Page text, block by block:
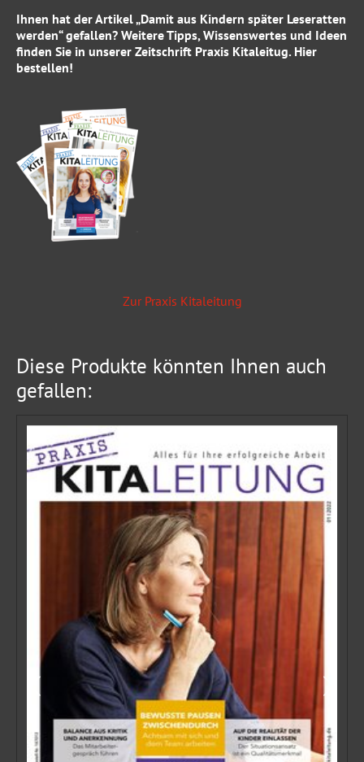
Ihnen hat der Artikel „Damit aus Kindern später Leseratten
werden“ gefallen? Weitere Tipps, Wissenswertes und Ideen
finden Sie in unserer Zeitschrift Praxis Kitaleitug. Hier
bestellen!
Zur Praxis Kitaleitung
Diese Produkte könnten Ihnen auch
gefallen: